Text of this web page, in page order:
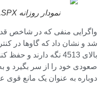
نمودار روزانه SPX. منبع: TradingView
شد و نشان داد که گاوها در
بالای 4513 نگه دارند
دوباره به عنوان یک مانع قوی